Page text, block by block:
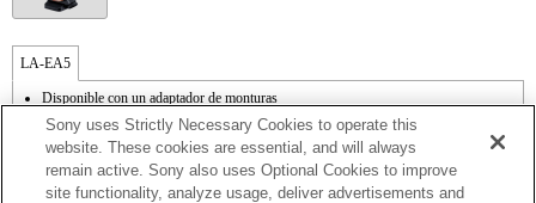
LA-EA5
Disponible con un adaptador de monturas
El sonido de control del diafragma se graba con el micrófono interno.
Outside the A (Aperture priority), S (Shutter priority), and M (Manual) modes, the
shutter speed and the aperture can not be adjusted during the movie recording.
La función [Lens Comp] (Compensación de objetivos) no funciona.
Si acoplas la [lente del tipo A-mount] usando un Adaptador Mount, la función de
Sony uses Strictly Necessary Cookies to operate this
website. These cookies are essential, and will always
remain active. Sony also uses Optional Cookies to improve
site functionality, analyze usage, deliver advertisements and